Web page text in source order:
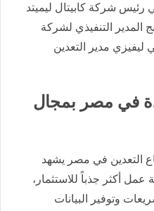
رئيس شركة كابيتال ليميتد
المدير التنفيذي لشركة
ليفيزي مدير التعدين
في مصر بمجال
التعدين في مصر يشهد
أكثر جذباً للاستثمار،
وتوفير البيانات